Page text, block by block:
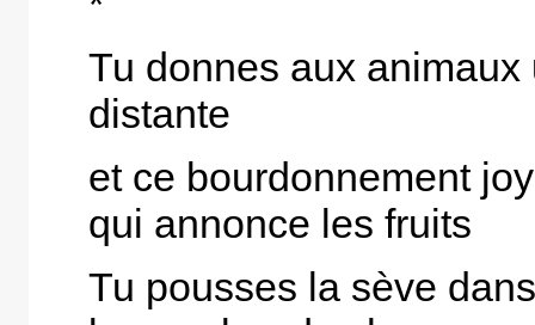
Tu donnes aux
distante
et ce bourdonnement
qui annonce les fruits
Tu pousses la sève